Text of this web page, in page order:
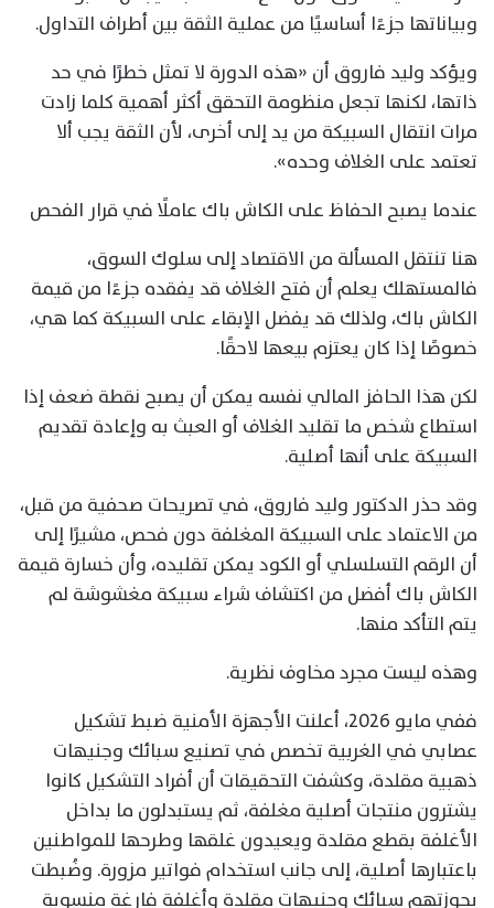
وبياناتها جزءًا أساسيًا من عملية الثقة بين أطراف التداول.
ويؤكد وليد فاروق أن «هذه الدورة لا تمثل خطرًا في حد
ذاتها، لكنها تجعل منظومة التحقق أكثر أهمية كلما زادت
مرات انتقال السبيكة من يد إلى أخرى، لأن الثقة يجب ألا
تعتمد على الغلاف وحده».
عندما يصبح الحفاظ على الكاش باك عاملًا في قرار الفحص
هنا تنتقل المسألة من الاقتصاد إلى سلوك السوق،
فالمستهلك يعلم أن فتح الغلاف قد يفقده جزءًا من قيمة
الكاش باك، ولذلك قد يفضل الإبقاء على السبيكة كما هي،
خصوصًا إذا كان يعتزم بيعها لاحقًا.
لكن هذا الحافز المالي نفسه يمكن أن يصبح نقطة ضعف إذا
استطاع شخص ما تقليد الغلاف أو العبث به وإعادة تقديم
السبيكة على أنها أصلية.
وقد حذر الدكتور وليد فاروق، في تصريحات صحفية من قبل،
من الاعتماد على السبيكة المغلفة دون فحص، مشيرًا إلى
أن الرقم التسلسلي أو الكود يمكن تقليده، وأن خسارة قيمة
الكاش باك أفضل من اكتشاف شراء سبيكة مغشوشة لم
يتم التأكد منها.
وهذه ليست مجرد مخاوف نظرية.
ففي مايو 2026، أعلنت الأجهزة الأمنية ضبط تشكيل
عصابي في الغربية تخصص في تصنيع سبائك وجنيهات
ذهبية مقلدة، وكشفت التحقيقات أن أفراد التشكيل كانوا
يشترون منتجات أصلية مغلفة، ثم يستبدلون ما بداخل
الأغلفة بقطع مقلدة ويعيدون غلقها وطرحها للمواطنين
باعتبارها أصلية، إلى جانب استخدام فواتير مزورة. وضُبطت
بحوزتهم سبائك وجنيهات مقلدة وأغلفة فارغة منسوبة